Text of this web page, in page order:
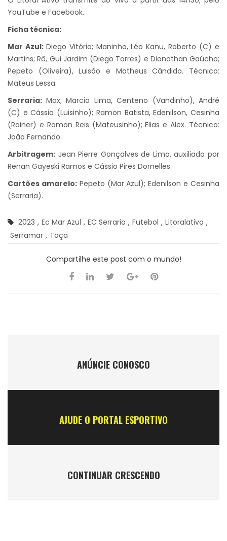
YouTube e Facebook.
Ficha técnica:
Mar Azul: Diego Vitório; Maninho, Léo Kanu, Roberto (C) e
Martins; Rô, Gui Jardim (Diego Torres) e Dionathan Gaúcho;
Pepeto (Oliveira), Luisão e Matheus Cândido. Técnico:
Mateus Lessa.
Serraria: Max; Marcio Lima, Centeno (Vandinho), André
(C) e Cássio (Luisinho); Ramon Batista, Edenilson, Cesinha
(Rainer) e Ramon Reis (Mateusinho); Elias e Alex. Técnico:
João Fernando.
Arbitragem: Jean Pierre Gonçalves de Lima, auxiliado por
Renan Gayeski Ramos e Cássio Pires Dornelles.
Cartões amarelo:Pepeto (Mar Azul); Edenilson e Cesinha
(Serraria).
2023 , Ec Mar Azul , EC Serraria , Futebol , Litoralativo ,
Serramar , Taça
Compartilhe este post com o mundo!
ANÚNCIE CONOSCO
AJUDE O PORTAL ESPORTIVO
CONTINUAR CRESCENDO